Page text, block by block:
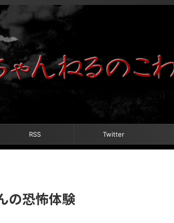
RSS Twitter
の恐怖体験